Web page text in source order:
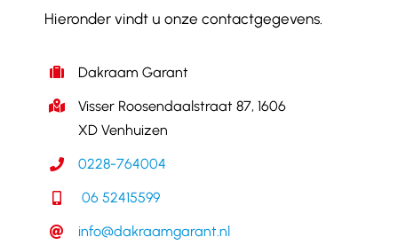
Hieronder vindt u onze contactgegevens.
Dakraam Garant
Visser Roosendaalstraat 87, 1606
XD Venhuizen
0228-764004
06 52415599
info@dakraamgarant.nl